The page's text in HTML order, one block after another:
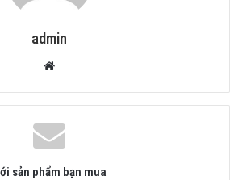
admin
Website
sản phẩm bạn mua